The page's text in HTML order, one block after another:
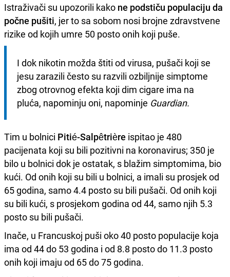
Istraživači su upozorili kako ne podstiču populaciju da
počne pušiti, jer to sa sobom nosi brojne zdravstvene
rizike od kojih umre 50 posto onih koji puše.
I dok nikotin možda štiti od virusa, pušači koji se
jesu zarazili često su razvili ozbiljnije simptome
zbog otrovnog efekta koji dim cigare ima na
pluća, napominju oni, napominje Guardian.
Tim u bolnici Pitié-Salpêtrière ispitao je 480
pacijenata koji su bili pozitivni na koronavirus; 350 je
bilo u bolnici dok je ostatak, s blažim simptomima, bio
kući. Od onih koji su bili u bolnici, a imali su prosjek od
65 godina, samo 4.4 posto su bili pušači. Od onih koji
su bili kući, s prosjekom godina od 44, samo njih 5.3
posto su bili pušači.
Inače, u Francuskoj puši oko 40 posto populacije koja
ima od 44 do 53 godina i od 8.8 posto do 11.3 posto
onih koji imaju od 65 do 75 godina.